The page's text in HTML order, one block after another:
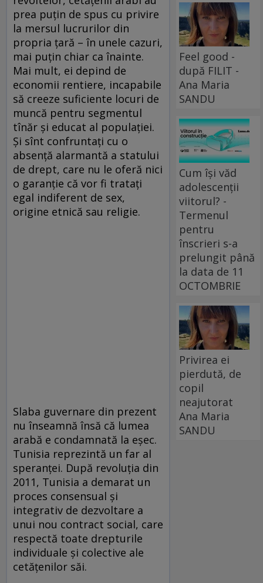
prea puțin de spus cu privire
la mersul lucrurilor din
propria țară – în unele cazuri,
mai puțin chiar ca înainte.
Mai mult, ei depind de
economii rentiere, incapabile
să creeze suficiente locuri de
muncă pentru segmentul
tînăr și educat al populației.
Și sînt confruntați cu o
absență alarmantă a statului
de drept, care nu le oferă nici
o garanție că vor fi tratați
egal indiferent de sex,
origine etnică sau religie.
Slaba guvernare din prezent
nu înseamnă însă că lumea
arabă e condamnată la eșec.
Tunisia reprezintă un far al
speranței. După revoluția din
2011, Tunisia a demarat un
proces consensual și
integrativ de dezvoltare a
unui nou contract social, care
respectă toate drepturile
individuale și colective ale
cetățenilor săi.
Feel good -
după FILIT -
Ana Maria
SANDU
Cum își văd
adolescenții
viitorul? -
Termenul
pentru
înscrieri s-a
prelungit până
la data de 11
OCTOMBRIE
Privirea ei
pierdută, de
copil
neajutorat
Ana Maria
SANDU